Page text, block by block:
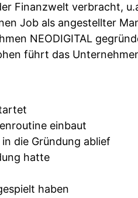
Finanzwelt verbracht,
Job als angestellter
NEODIGITAL
führt das
einbaut
die Gründung ablief
hatte
haben